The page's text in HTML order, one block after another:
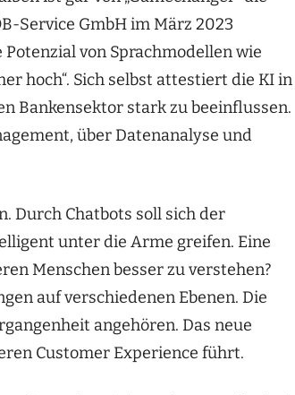
Service GmbH im März 2023
von Sprachmodellen wie
hoch“. Sich selbst attestiert die KI in
Bankensektor stark zu beeinflussen.
über Datenanalyse und
Durch Chatbots soll sich der
unter die Arme greifen. Eine
Menschen besser zu verstehen?
auf verschiedenen Ebenen. Die
angehören. Das neue
Customer Experience führt.